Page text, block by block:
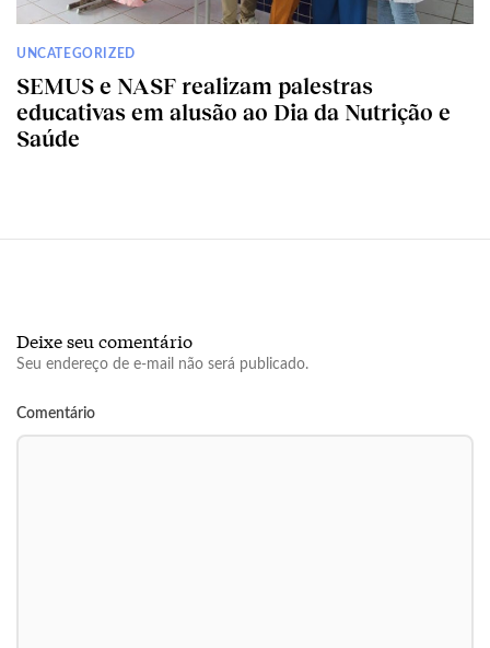
UNCATEGORIZED
SEMUS e NASF realizam palestras
educativas em alusão ao Dia da Nutrição e
Saúde
Deixe seu comentário
Seu endereço de e-mail não será publicado.
Comentário